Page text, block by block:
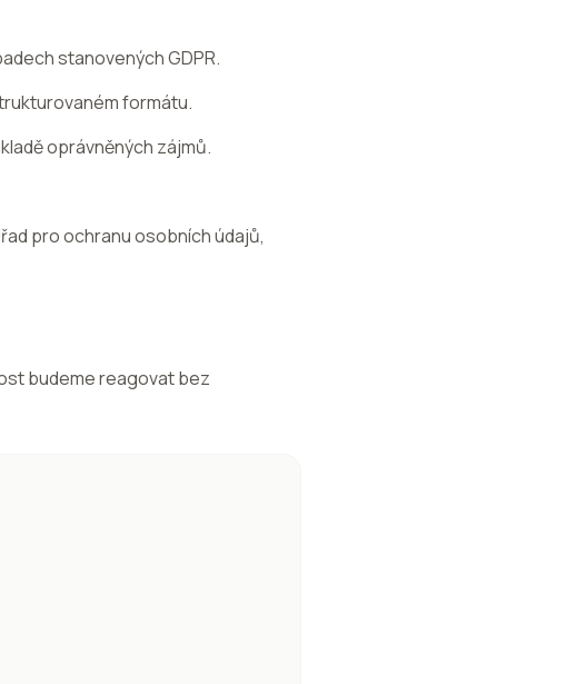
stanovených GDPR.
formátu.
oprávněných zájmů.
pro ochranu osobních údajů,
budeme reagovat bez